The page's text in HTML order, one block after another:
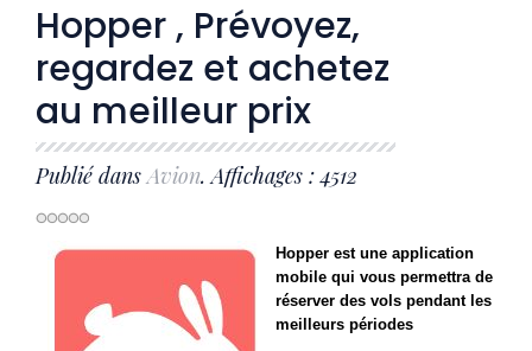
Hopper , Prévoyez,
regardez et achetez
au meilleur prix
Publié dansAvion. Affichages : 4512
Hopper est une application
mobile qui vous permettra de
réserver des vols pendant les
meilleurs périodes